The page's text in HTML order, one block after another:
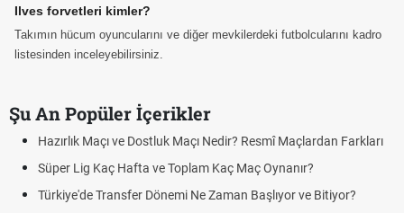
Ilves forvetleri kimler?
Takımın hücum oyuncularını ve diğer mevkilerdeki futbolcularını kadro
listesinden inceleyebilirsiniz.
Şu An Popüler İçerikler
Dostluk Maçı Nedir? Resmî Maçlardan Farkları
ve Toplam Kaç Maç Oynanır?
Dönemi Ne Zaman Başlıyor ve Bitiyor?
Puan Durumunda
Skor Ne Demek?
Futbol Nasıl